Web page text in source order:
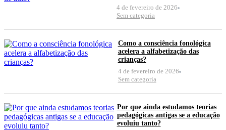
4 de fevereiro de 2026
Sem categoria
Como a consciência fonológica
acelera a alfabetização das
crianças?
4 de fevereiro de 2026
Sem categoria
Por que ainda estudamos teorias
pedagógicas antigas se a educação
evoluiu tanto?